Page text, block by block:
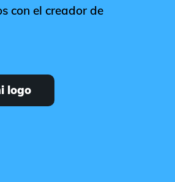
con el creador de
logo